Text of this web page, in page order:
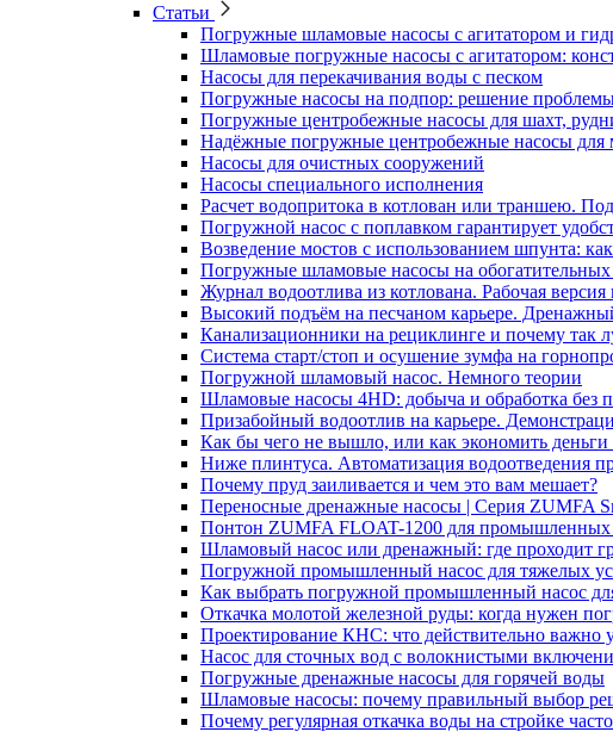
Статьи
Погружные шламовые насосы с агитатором и
Шламовые погружные насосы с агитатором:
Насосы для перекачивания воды с песком
Погружные насосы на подпор: решение
Погружные центробежные насосы для шахт,
Надёжные погружные центробежные насосы для
Насосы для очистных сооружений
Насосы специального исполнения
Расчет водопритока в котлован или траншею.
Погружной насос с поплавком гарантирует
Возведение мостов с использованием шпунта:
Погружные шламовые насосы на
Журнал водоотлива из котлована. Рабочая версия
Высокий подъём на песчаном карьере.
Канализационники на рециклинге и почему так
Система старт/стоп и осушение зумфа на
Погружной шламовый насос. Немного теории
Шламовые насосы 4HD: добыча и обработка без
Призабойный водоотлив на карьере.
Как бы чего не вышло, или как экономить
Ниже плинтуса. Автоматизация водоотведения
Почему пруд заиливается и чем это вам мешает?
Переносные дренажные насосы | Серия ZUMFA
Понтон ZUMFA FLOAT-1200 для промышленных
Шламовый насос или дренажный: где проходит
Погружной промышленный насос для тяжелых
Как выбрать погружной промышленный насос
Откачка молотой железной руды: когда нужен
Проектирование КНС: что действительно важно
Насос для сточных вод с волокнистыми
Погружные дренажные насосы для горячей воды
Шламовые насосы: почему правильный выбор
Почему регулярная откачка воды на стройке